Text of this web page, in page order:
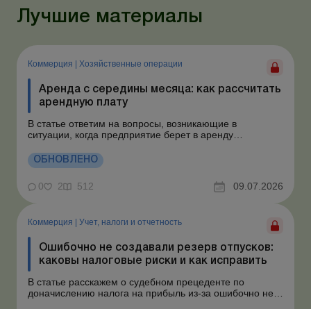
Лучшие материалы
Коммерция | Хозяйственные операции
Аренда с середины месяца: как рассчитать
арендную плату
В статье ответим на вопросы, возникающие в
ситуации, когда предприятие берет в аренду
действовать с середины месяца. Предприятие
арендует у физлица автомобиль с 15.07.2026.
Согласно условиям договора арендная плата
составляет 4 000 грн в месяц. Возн...
ОБНОВЛЕНО
0 2 512 09.07.2026
Коммерция | Учет, налоги и отчетность
Ошибочно не создавали резерв отпусков:
каковы налоговые риски и как исправить
В статье расскажем о судебном прецеденте по
доначислению налога на прибыль из-за ошибочно не